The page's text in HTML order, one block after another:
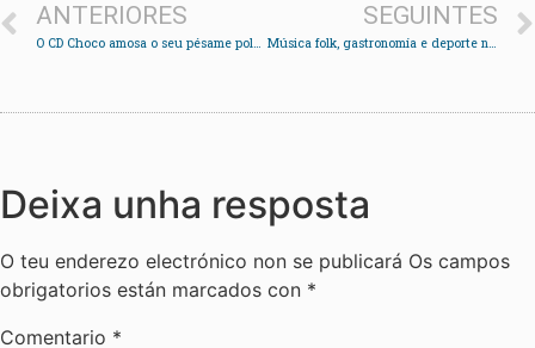
ANTERIORES
O CD Choco amosa o seu pésame polo falecemento de Cándido Orge “Ducho” cofundador do Club
SEGUINTES
Música folk, gastronomía e deporte na VII festa Popular Froles Mareliñas
Deixa unha resposta
O teu enderezo electrónico non se publicará Os campos
obrigatorios están marcados con *
Comentario *